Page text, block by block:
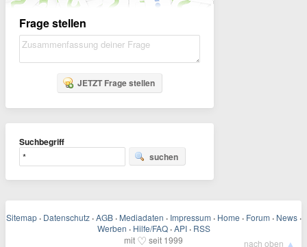
Frage stellen
JETZT Frage stellen
Suchbegriff
suchen
Sitemap · Datenschutz · AGB · Mediadaten · Impressum · Home · Forum · News ·
Werben · Hilfe/FAQ · API · RSS
mit ♡ seit 1999 nach oben